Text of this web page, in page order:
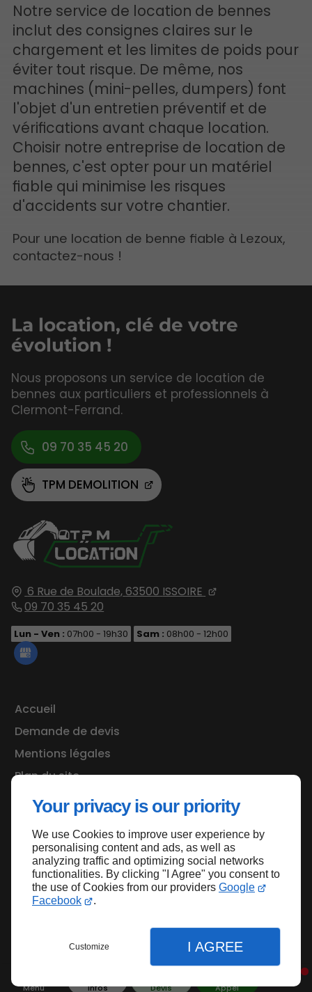
Your privacy is our priority
We use Cookies to improve user experience by
personalising content and ads, as well as
analyzing traffic and optimizing social networks
functionalities. By clicking "I Agree" you consent to
the use of Cookies from our providers Google
Facebook
.
Customize I AGREE
Menu Infos Devis Appel
Notre service de location de bennes
inclut des consignes claires sur le
chargement et les limites de poids pour
éviter tout risque. De même, nos
machines (mini-pelles, dumpers) font
l'objet d'un entretien préventif et de
vérifications avant chaque location.
Choisir notre entreprise de location de
bennes, c'est opter pour un matériel
fiable qui minimise les risques
d'accidents sur votre chantier.
Pour une location de benne fiable à Lezoux,
contactez-nous !
6 Rue de Boulade, 63500 ISSOIRE
09 70 35 45 20
Lun - Ven : 07h00 - 19h30 Sam : 08h00 - 12h00
Accueil
Demande de devis
Mentions légales
Plan du site
La location, clé de votre
évolution !
Nous proposons un service de location de
bennes aux particuliers et professionnels à
Clermont-Ferrand.
09 70 35 45 20
TPM DEMOLITION
Haut de page